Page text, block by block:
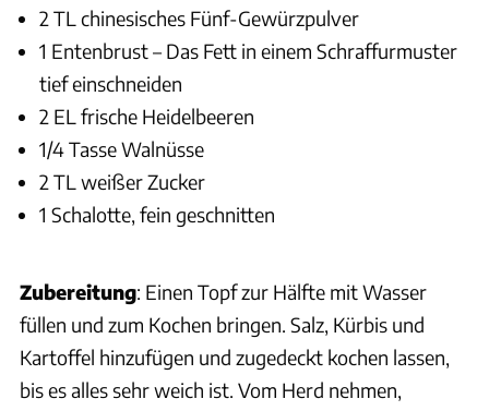
2 TL chinesisches Fünf-Gewürzpulver
1 Entenbrust – Das Fett in einem Schraffurmuster
tief einschneiden
2 EL frische Heidelbeeren
1/4 Tasse Walnüsse
2 TL weißer Zucker
1 Schalotte, fein geschnitten
Zubereitung: Einen Topf zur Hälfte mit Wasser
füllen und zum Kochen bringen. Salz, Kürbis und
Kartoffel hinzufügen und zugedeckt kochen lassen,
bis es alles sehr weich ist. Vom Herd nehmen,